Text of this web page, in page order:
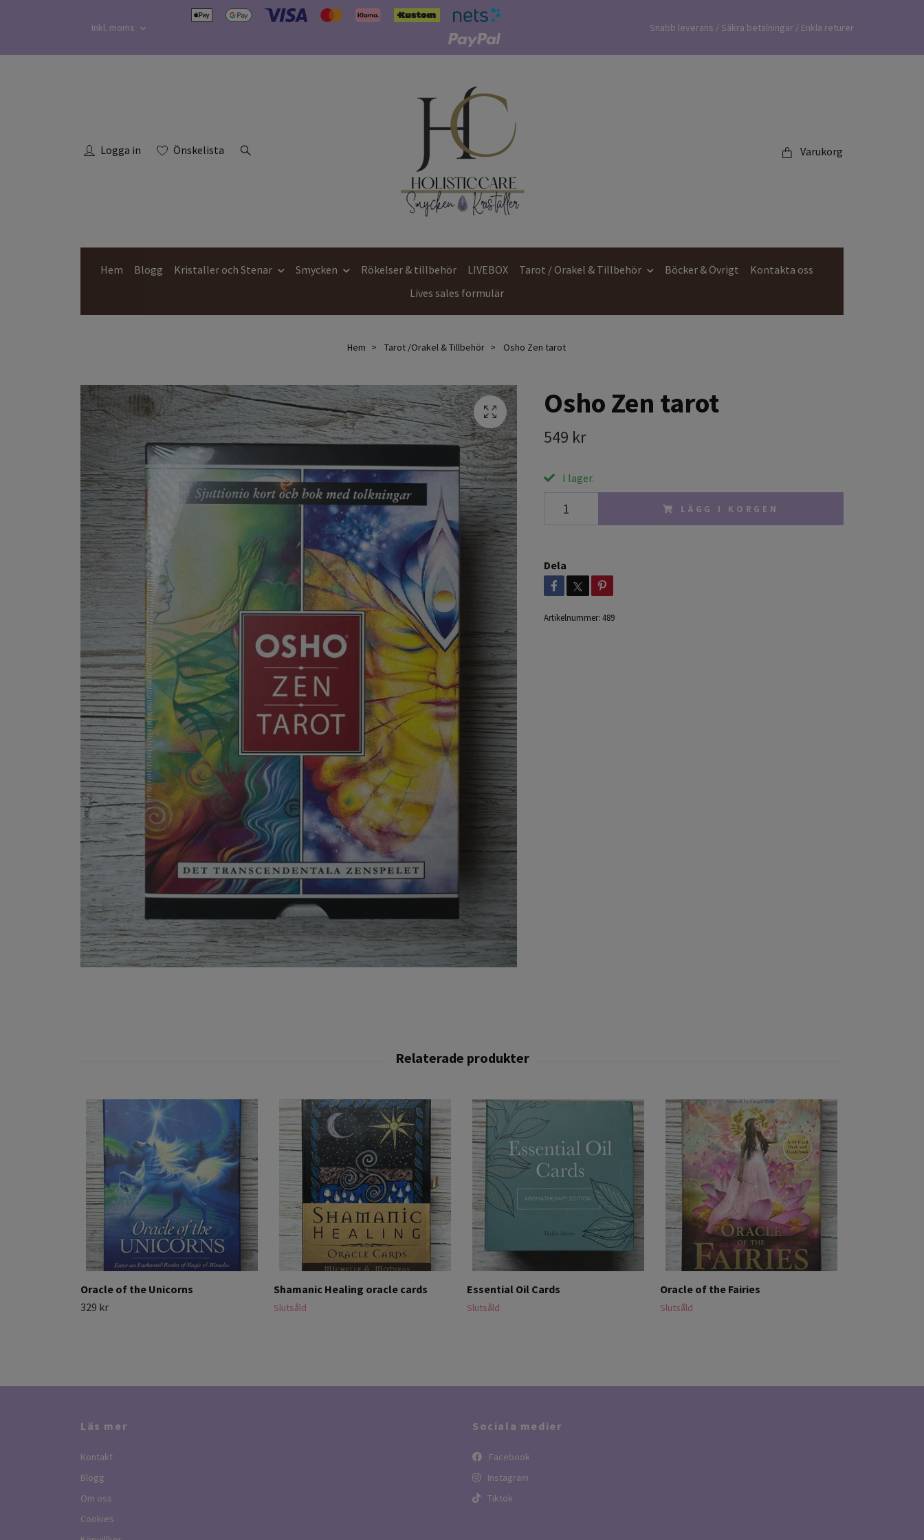
Inkl. moms Snabb leverans / Säkra betalningar / Enkla returer
Logga in Önskelista Varukorg
Hem Blogg Kristaller och Stenar Smycken Rökelser & tillbehör LIVEBOX Tarot / Orakel & Tillbehör Böcker & Övrigt
Kontakta oss
Lives sales formulär
Hem Tarot /Orakel & Tillbehör Osho Zen tarot
Osho Zen tarot
549 kr
I lager.
LÄGG I KORGEN
Dela
Artikelnummer: 489
Oracle of the Unicorns
329 kr
Shamanic Healing oracle cards
Slutsåld
Essential Oil Cards
Slutsåld
Oracle of the Fairies
Slutsåld
Läs mer
Kontakt
Blogg
Om oss
Cookies
Sociala medier
Facebook
Instagram
Tiktok